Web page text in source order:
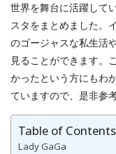
世界を舞台に活躍して
スタをまとめました。
のゴージャスな私生活
見ることができます。
かったという方にもわ
ていますので、是非参
Table of Contents
Lady GaGa